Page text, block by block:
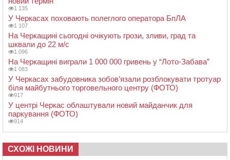
1 135
У Черкасах поховають полеглого оператора БпЛА
1 107
На Черкащині сьогодні очікують грози, зливи, град та
шквали до 22 м/с
1 096
На Черкащині виграли 1 000 000 гривень у “Лото-Забава”
1 083
У Черкасах забудовника зобов’язали розблокувати тротуар
біля майбутнього торговельного центру (ФОТО)
917
У центрі Черкас облаштували новий майданчик для
паркування (ФОТО)
914
СХОЖІ НОВИНИ